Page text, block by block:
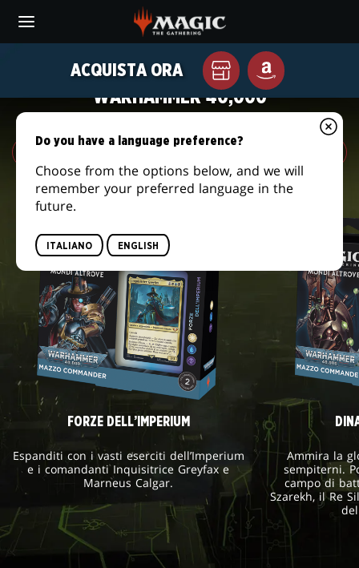
main
WARHAMMER
COMMANDER
ACQUISTA ORA
Il
tuo
negozio
zona
AMAZON
GAMMA DI PRODOTTI DI MAGIC X
WARHAMMER 40,000
FORZE DELL’IMPERIUM
Espanditi con i vasti eserciti dell’Imperium
e i comandanti Inquisitrice Greyfax e
Marneus Calgar.
Ammira la
sempiterni.
campo di
Szarekh, il Re
Do you have a language preference?
Choose from the options below, and we will
remember your preferred language in the
future.
ITALIANO ENGLISH